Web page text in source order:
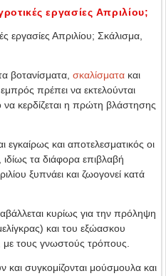
εργασίες Απριλίου;
εργασίες Απριλίου; Σκάλισμα,
βοτανίσματα, σκαλίσματα και
πρέπει να εκτελούνται
να κερδίζεται η πρώτη βλάστησης
εγκαίρως και αποτελεσματικός οι
, ιδίως τα διάφορα επιβλαβή
ξυπνάει και ζωογονεί κατά
κυρίως για την πρόληψη
και του εξώασκου
με τους γνωστούς τρόπους.
και συγκομίζονται μούσμουλα και